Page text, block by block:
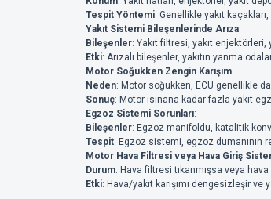
Tespit Yöntemi: Genellikle yakıt
Yakıt Sistemi Bileşenlerinde Arıza:
Bileşenler: Yakıt filtresi, yakıt enjektörleri,
Etki: Arızalı bileşenler, yakıtın yanma
Motor Soğukken Zengin Karışım:
Neden: Motor soğukken, ECU genellikle
Sonuç: Motor ısınana kadar fazla yakıt
Egzoz Sistemi Sorunları:
Bileşenler: Egzoz manifoldu, katalitik
Tespit: Egzoz sistemi, egzoz dumanının
Motor Hava Filtresi veya Hava Giriş
Durum: Hava filtresi tıkanmışsa veya
Etki: Hava/yakıt karışımı dengesizleşir